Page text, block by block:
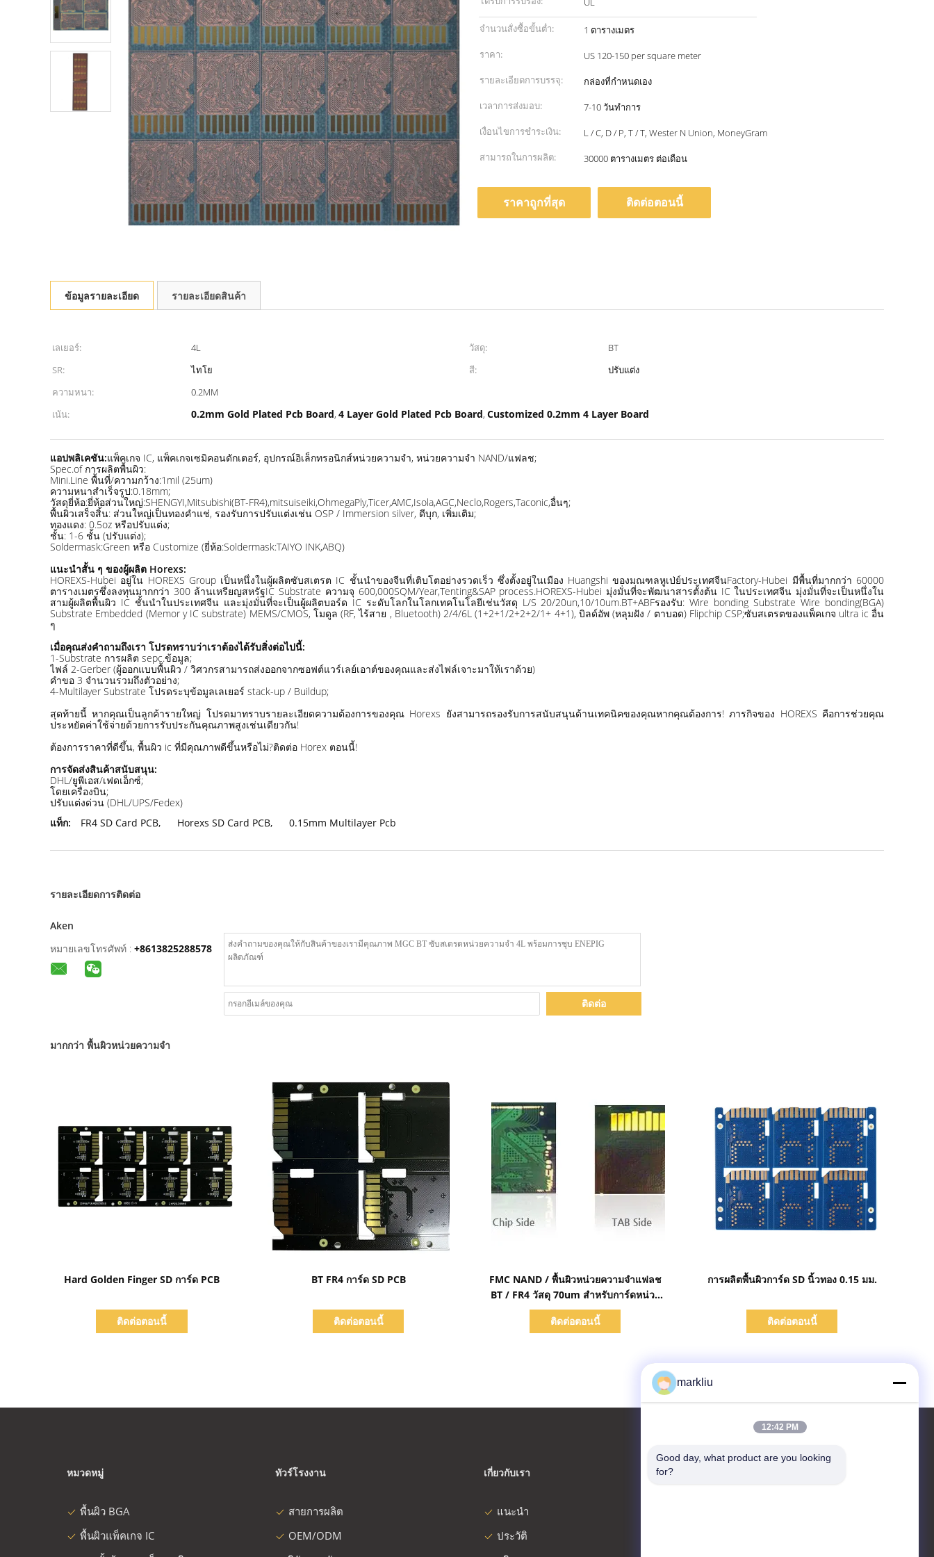
จำนวนสั่งซื้อขั้นต่ำ:
1 ตารางเมตร
ราคา:
US 120-150 per square meter
รายละเอียดการบรรจุ:
กล่องที่กำหนดเอง
เวลาการส่งมอบ:
7-10 วันทำการ
เงื่อนไขการชำระเงิน:
L / C, D / P, T / T, Wester N Union, MoneyGram
สามารถในการผลิต:
30000 ตารางเมตร ต่อเดือน
ราคาถูกที่สุด ติดต่อตอนนี้
ข้อมูลรายละเอียด รายละเอียดสินค้า
เลเยอร์: 4L วัสดุ:
BT
SR:
ไทโย สี:
ปรับแต่ง
ความหนา:
0.2MM
เน้น:
0.2mm Gold Plated Pcb Board, 4 Layer Gold Plated Pcb Board, Customized 0.2mm 4 Layer Board
แอปพลิเคชัน:แพ็คเกจ IC, แพ็คเกจเซมิคอนดักเตอร์, อุปกรณ์อิเล็กทรอนิกส์หน่วยความจำ, หน่วยความจำ NAND/แฟลช;
Spec.of การผลิตพื้นผิว:
Mini.Line พื้นที่/ความกว้าง:1mil (25um)
ความหนาสำเร็จรูป:0.18mm;
วัสดุยี่ห้อ:ยี่ห้อส่วนใหญ่:SHENGYI,Mitsubishi(BT-FR4),mitsuiseiki,OhmegaPly,Ticer,AMC,Isola,AGC,Neclo,Rogers,Taconic,อื่นๆ;
พื้นผิวเสร็จสิ้น: ส่วนใหญ่เป็นทองคำแช่, รองรับการปรับแต่งเช่น OSP / Immersion silver, ดีบุก, เพิ่มเติม;
ทองแดง: 0.5oz หรือปรับแต่ง;
ชั้น: 1-6 ชั้น (ปรับแต่ง);
Soldermask:Green หรือ Customize (ยี่ห้อ:Soldermask:TAIYO INK,ABQ)
แนะนำสั้น ๆ ของผู้ผลิต Horexs:
HOREXS-Hubei อยู่ใน HOREXS Group เป็นหนึ่งในผู้ผลิตซับสเตรต IC ชั้นนำของจีนที่เติบโตอย่างรวดเร็ว ซึ่งตั้งอยู่ในเมือง Huangshi ของมณฑลหูเป่ย์ประเทศจีนFactory-Hubei มีพื้นที่มากกว่า 60000
ตารางเมตรซึ่งลงทุนมากกว่า 300 ล้านเหรียญสหรัฐIC Substrate ความจุ 600,000SQM/Year,Tenting&SAP process.HOREXS-Hubei มุ่งมั่นที่จะพัฒนาสารตั้งต้น IC ในประเทศจีน มุ่งมั่นที่จะเป็นหนึ่งใน
สามผู้ผลิตพื้นผิว IC ชั้นนำในประเทศจีน และมุ่งมั่นที่จะเป็นผู้ผลิตบอร์ด IC ระดับโลกในโลกเทคโนโลยีเช่นวัสดุ L/S 20/20un,10/10um.BT+ABFรองรับ: Wire bonding Substrate Wire bonding(BGA)
Substrate Embedded (Memor y IC substrate) MEMS/CMOS, โมดูล (RF, ไร้สาย , Bluetooth) 2/4/6L (1+2+1/2+2+2/1+ 4+1), บิลด์อัพ (หลุมฝัง / ตาบอด) Flipchip CSP;ซับสเตรตของแพ็คเกจ ultra ic อื่น
ๆ
เมื่อคุณส่งคำถามถึงเรา โปรดทราบว่าเราต้องได้รับสิ่งต่อไปนี้:
1-Substrate การผลิต sepc.ข้อมูล;
ไฟล์ 2-Gerber (ผู้ออกแบบพื้นผิว / วิศวกรสามารถส่งออกจากซอฟต์แวร์เลย์เอาต์ของคุณและส่งไฟล์เจาะมาให้เราด้วย)
คำขอ 3 จำนวนรวมถึงตัวอย่าง;
4-Multilayer Substrate โปรดระบุข้อมูลเลเยอร์ stack-up / Buildup;
สุดท้ายนี้ หากคุณเป็นลูกค้ารายใหญ่ โปรดมาทราบรายละเอียดความต้องการของคุณ Horexs ยังสามารถรองรับการสนับสนุนด้านเทคนิคของคุณหากคุณต้องการ! ภารกิจของ HOREXS คือการช่วยคุณ
ประหยัดค่าใช้จ่ายด้วยการรับประกันคุณภาพสูงเช่นเดียวกัน!
ต้องการราคาที่ดีขึ้น, พื้นผิว ic ที่มีคุณภาพดีขึ้นหรือไม่?ติดต่อ Horex ตอนนี้!
การจัดส่งสินค้าสนับสนุน:
DHL/ยูพีเอส/เฟดเอ็กซ์;
โดยเครื่องบิน;
ปรับแต่งด่วน (DHL/UPS/Fedex)
แท็ก:
FR4 SD Card PCB, Horexs SD Card PCB, 0.15mm Multilayer Pcb
รายละเอียดการติดต่อ
Aken
หมายเลขโทรศัพท์ : +8613825288578
ติดต่อ
มากกว่า พื้นผิวหน่วยความจำ
Hard Golden Finger SD การ์ด PCB
ติดต่อตอนนี้
แสดงรายละเอียด
BT FR4 การ์ด SD PCB
ติดต่อตอนนี้
แสดงรายละเอียด
FMC NAND / พื้นผิวหน่วยความจำแฟลช
BT / FR4 วัสดุ 70um สำหรับการ์ดหน่วย
ความจำ
ติดต่อตอนนี้
แสดงรายละเอียด
การผลิตพื้นผิวการ์ด SD นิ้วทอง 0.15 มม.
ติดต่อตอนนี้
หมวดหมู่
พื้นผิว BGA
พื้นผิวแพ็คเกจ IC
ทัวร์โรงงาน
สายการผลิต
OEM/ODM
เกี่ยวกับเรา
แนะนำ
ประวัติ
markliu
12:42 PM
Good day, what product are you looking
for?